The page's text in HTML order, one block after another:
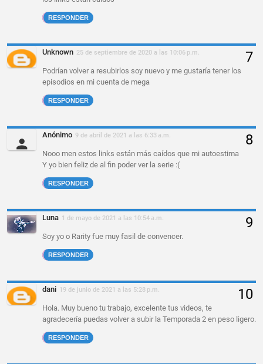
RESPONDER
Unknown 25 de septiembre de 2020 a las 10:06 p.m.
Podrían volver a resubirlos soy nuevo y me gustaría tener los
episodios en mi cuenta de mega
RESPONDER
Anónimo 9 de abril de 2021 a las 6:33 a.m.
Nooo men estos links están más caídos que mi autoestima
Y yo bien feliz de al fin poder ver la serie :(
RESPONDER
Luna 1 de mayo de 2021 a las 10:54 a.m.
Soy yo o Rarity fue muy fasil de convencer.
RESPONDER
dani 19 de junio de 2021 a las 5:28 p.m.
Hola. Muy bueno tu trabajo, excelente tus videos, te
agradecería puedas volver a subir la Temporada 2 en peso ligero.
RESPONDER